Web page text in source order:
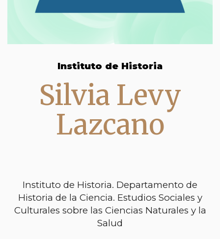
Instituto de Historia
Silvia Levy
Lazcano
Instituto de Historia. Departamento de
Historia de la Ciencia. Estudios Sociales y
Culturales sobre las Ciencias Naturales y la
Salud